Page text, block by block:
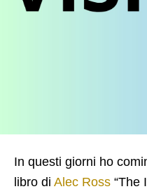
In questi giorni ho
libro di Alec Ross “The